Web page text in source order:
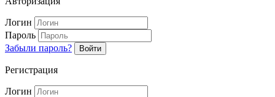
Логин
Пароль
Забыли пароль?
Войти
Регистрация
Логин